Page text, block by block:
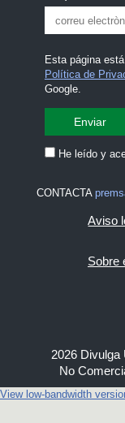
Esta página
Política de
Google.
He leído y
CONTACTA
Aviso
Sobre
2026
No
View low-bandwidth